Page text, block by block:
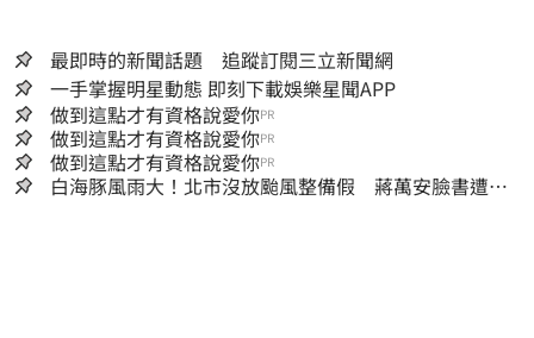
最即時的新聞話題 追蹤訂閱三立新聞網
一手掌握明星動態 即刻下載娛樂星聞APP
做到這點才有資格說愛你PR
做到這點才有資格說愛你PR
做到這點才有資格說愛你PR
白海豚風雨大！北市沒放颱風整備假 蔣萬安臉書遭網